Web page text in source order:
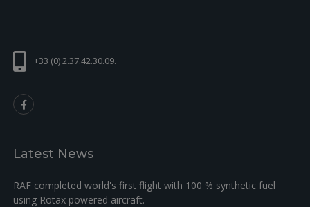
+33 (0) 2.37.42.30.09.
Latest News
RAF completed world's first flight with 100 % synthetic fuel
using Rotax powered aircraft.